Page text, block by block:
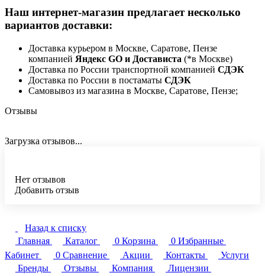
Наш интернет-магазин предлагает несколько
вариантов доставки:
Доставка курьером в Москве, Саратове, Пензе
компанией Яндекс GO и Достависта (*в Москве)
Доставка по России транспортной компанией СДЭК
Доставка по России в постаматы СДЭК
Самовывоз из магазина в Москве, Саратове, Пензе;
Отзывы
Загрузка отзывов...
Нет отзывов
Добавить отзыв
Назад к списку
Главная
Каталог 0 Корзина 0 Избранные
Кабинет
0 Сравнение Акции Контакты
Услуги
Бренды
Отзывы Компания
Лицензии